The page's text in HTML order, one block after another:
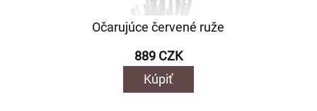
Očarujúce červené ruže
889 CZK
Kúpiť